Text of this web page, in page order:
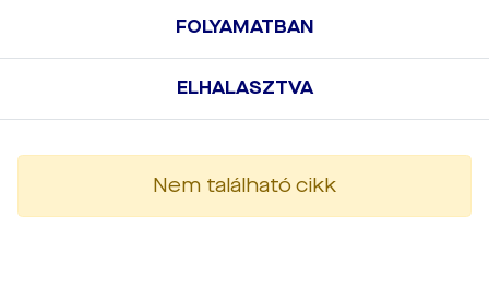
FOLYAMATBAN
ELHALASZTVA
Nem található cikk